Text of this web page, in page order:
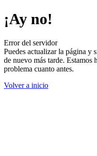
¡Ay no!
Error del servidor
Puedes actualizar la página y
de nuevo más tarde. Estamos
problema cuanto antes.
Volver a inicio